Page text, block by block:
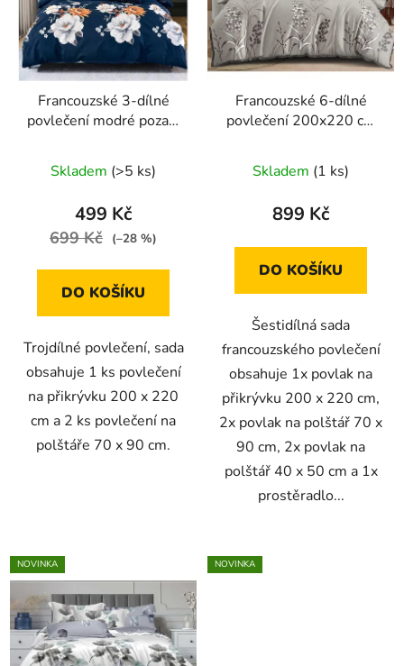
Francouzské 3-dílné
povlečení modré pozadí
Skladem (>5 ks)
499 Kč
699 Kč (–28 %)
DO KOŠÍKU
Trojdílné povlečení, sada
obsahuje 1 ks povlečení
na přikrývku 200 x 220
cm a 2 ks povlečení na
polštáře 70 x 90 cm.
Francouzské 6-dílné
povlečení 200x220 cm
motivy)
Skladem (1 ks)
899 Kč
DO KOŠÍKU
Šestidílná sada
francouzského povlečení
obsahuje 1x povlak na
přikrývku 200 x 220 cm,
2x povlak na polštář 70 x
90 cm, 2x povlak na
polštář 40 x 50 cm a 1x
prostěradlo...
NOVINKA NOVINKA